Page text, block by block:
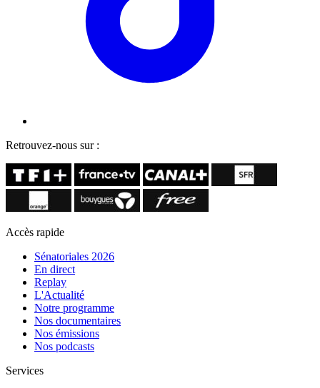
Retrouvez-nous sur :
Accès rapide
Sénatoriales 2026
En direct
Replay
L'Actualité
Notre programme
Nos documentaires
Nos émissions
Nos podcasts
Services